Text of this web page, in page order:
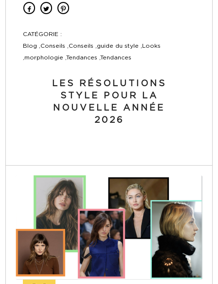
CATÉGORIE :
Blog ,Conseils ,Conseils ,guide du style ,Looks
,morphologie ,Tendances ,Tendances
LES RÉSOLUTIONS
STYLE POUR LA
NOUVELLE ANNÉE
2026